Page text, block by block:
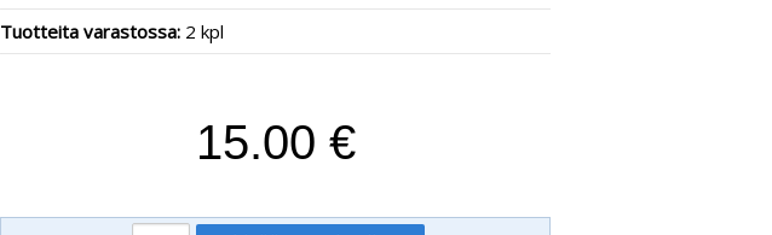
Tuotteita varastossa: 2 kpl
15.00 €